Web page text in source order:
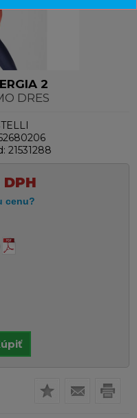
2
DRES
21531288